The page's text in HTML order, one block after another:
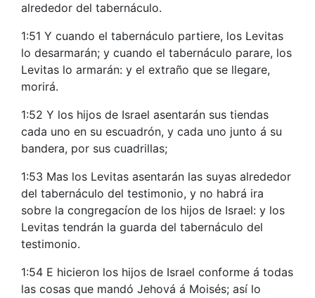
alrededor del tabernáculo.
1:51 Y cuando el tabernáculo partiere, los Levitas
lo desarmarán; y cuando el tabernáculo parare, los
Levitas lo armarán: y el extraño que se llegare,
morirá.
1:52 Y los hijos de Israel asentarán sus tiendas
cada uno en su escuadrón, y cada uno junto á su
bandera, por sus cuadrillas;
1:53 Mas los Levitas asentarán las suyas alrededor
del tabernáculo del testimonio, y no habrá ira
sobre la congregacíon de los hijos de Israel: y los
Levitas tendrán la guarda del tabernáculo del
testimonio.
1:54 E hicieron los hijos de Israel conforme á todas
las cosas que mandó Jehová á Moisés; así lo